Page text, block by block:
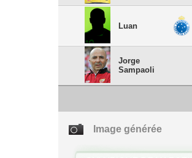
Luan
Jorge
Sampaoli
Image générée